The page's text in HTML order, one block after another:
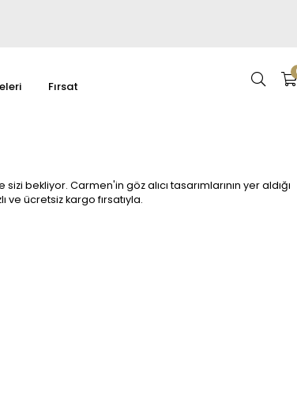
Fırsat
bekliyor. Carmen'in göz alıcı tasarımlarının yer aldığı
ve ücretsiz kargo fırsatıyla.